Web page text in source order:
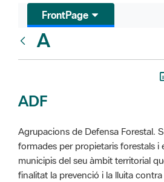
FrontPage
A
ADF
Agrupacions de Defensa Forestal.
formades per propietaris forestals i
municipis del seu àmbit territorial
finalitat la prevenció i la lluita